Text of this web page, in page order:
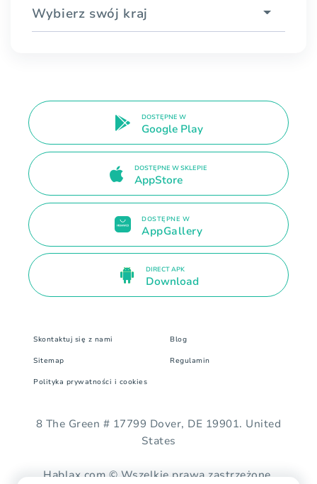
Wybierz swój kraj
DOSTĘPNE W
Google Play
DOSTĘPNE W SKLEPIE
AppStore
DOSTĘPNE W
AppGallery
DIRECT APK
Download
Skontaktuj się z nami Blog
Sitemap Regulamin
Polityka prywatności i cookies
8 The Green # 17799 Dover, DE 19901. United
States
Hablax.com © Wszelkie prawa zastrzeżone.